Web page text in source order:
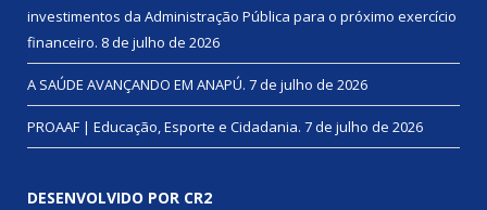
investimentos da Administração Pública para o próximo exercício
financeiro. 8 de julho de 2026
A SAÚDE AVANÇANDO EM ANAPÚ. 7 de julho de 2026
PROAAF | Educação, Esporte e Cidadania. 7 de julho de 2026
DESENVOLVIDO POR CR2